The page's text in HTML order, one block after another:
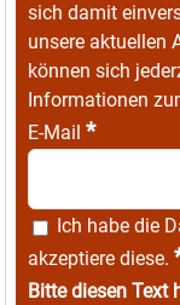
sich damit
unsere aktuellen
können sich
Informationen
E-Mail *
Ich habe die
akzeptiere diese.
Bitte diesen Text